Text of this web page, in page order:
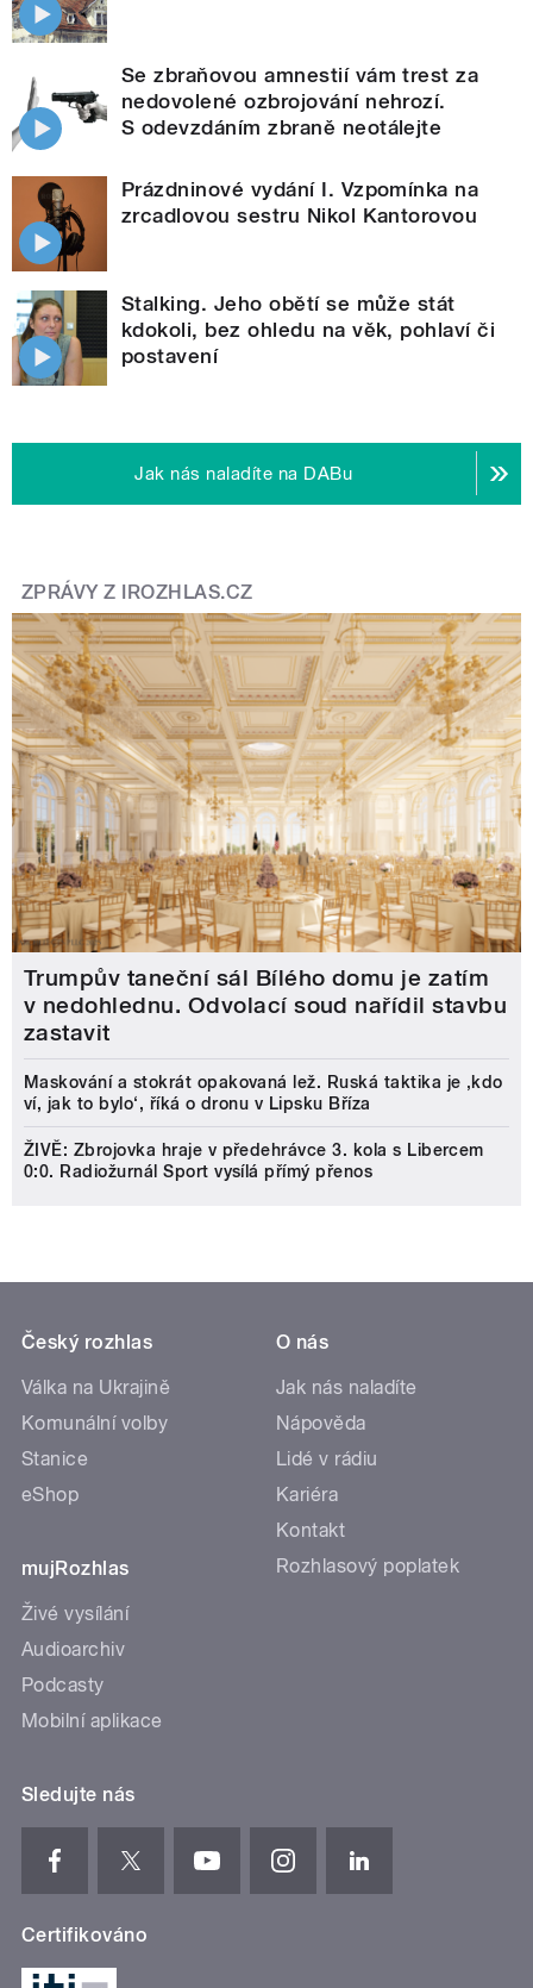
Se zbraňovou amnestií vám trest za
nedovolené ozbrojování nehrozí.
S odevzdáním zbraně neotálejte
Prázdninové vydání I. Vzpomínka na
zrcadlovou sestru Nikol Kantorovou
Stalking. Jeho obětí se může stát
kdokoli, bez ohledu na věk, pohlaví či
postavení
Jak nás naladíte na DABu
ZPRÁVY Z IROZHLAS.CZ
Trumpův taneční sál Bílého domu je zatím
v nedohlednu. Odvolací soud nařídil stavbu
zastavit
Maskování a stokrát opakovaná lež. Ruská taktika je ‚kdo
ví, jak to bylo‘, říká o dronu v Lipsku Bříza
ŽIVĚ: Zbrojovka hraje v předehrávce 3. kola s Libercem
0:0. Radiožurnál Sport vysílá přímý přenos
Český rozhlas
Válka na Ukrajině
Komunální volby
Stanice
eShop
mujRozhlas
Živé vysílání
Audioarchiv
Podcasty
Mobilní aplikace
O nás
Jak nás naladíte
Nápověda
Lidé v rádiu
Kariéra
Kontakt
Rozhlasový poplatek
Sledujte nás
Certifikováno